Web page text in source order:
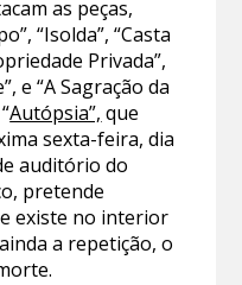
as peças,
“Isolda”, “Casta
Privada”,
e “A Sagração da
Autópsia”, que
sexta-feira, dia
auditório do
pretende
existe no interior
a repetição, o